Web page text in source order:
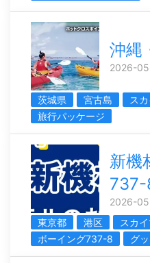
沖縄
2026-
茨城県 宮古島
ス
旅行パッケージ
新機
737-
2026-
東京都
港区
スカ
ボーイング737-8
グ